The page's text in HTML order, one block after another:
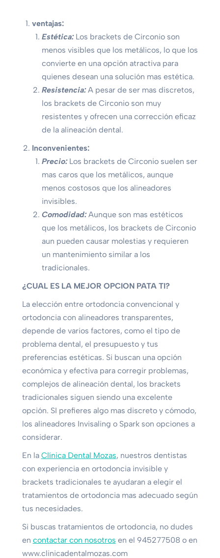
ventajas:
Estética: Los brackets de Circonio son
menos visibles que los metálicos, lo que los
convierte en una opción atractiva para
quienes desean una solución mas estética.
Resistencia:A pesar de ser mas discretos,
los brackets de Circonio son muy
resistentes y ofrecen una corrección eficaz
de la alineación dental.
Inconvenientes:
Precio: Los brackets de Circonio suelen ser
mas caros que los metálicos, aunque
menos costosos que los alineadores
invisibles.
Comodidad: Aunque son mas estéticos
que los metálicos, los brackets de Circonio
aun pueden causar molestias y requieren
un mantenimiento similar a los
tradicionales.
¿CUAL ES LA MEJOR OPCION PATA TI?
La elección entre ortodoncia convencional y
ortodoncia con alineadores transparentes,
depende de varios factores, como el tipo de
problema dental, el presupuesto y tus
preferencias estéticas. Si buscan una opción
económica y efectiva para corregir problemas,
complejos de alineación dental, los brackets
tradicionales siguen siendo una excelente
opción. SI prefieres algo mas discreto y cómodo,
los alineadores Invisaling o Spark son opciones a
considerar.
En la Clínica Dental Mozas, nuestros dentistas
con experiencia en ortodoncia invisible y
brackets tradicionales te ayudaran a elegir el
tratamientos de ortodoncia mas adecuado según
tus necesidades.
Si buscas tratamientos de ortodoncia, no dudes
en contactar con nosotros en el 945277508 o en
www.clinicadentalmozas.com